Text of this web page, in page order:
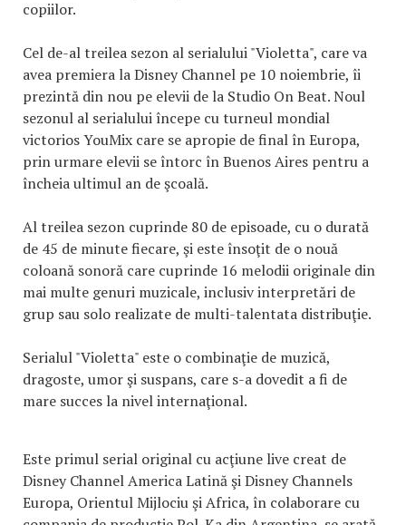
copiilor.
Cel de-al treilea sezon al serialului "Violetta", care va
avea premiera la Disney Channel pe 10 noiembrie, îi
prezintă din nou pe elevii de la Studio On Beat. Noul
sezonul al serialului începe cu turneul mondial
victorios YouMix care se apropie de final în Europa,
prin urmare elevii se întorc în Buenos Aires pentru a
încheia ultimul an de şcoală.
Al treilea sezon cuprinde 80 de episoade, cu o durată
de 45 de minute fiecare, şi este însoţit de o nouă
coloană sonoră care cuprinde 16 melodii originale din
mai multe genuri muzicale, inclusiv interpretări de
grup sau solo realizate de multi-talentata distribuţie.
Serialul "Violetta" este o combinaţie de muzică,
dragoste, umor şi suspans, care s-a dovedit a fi de
mare succes la nivel internaţional.
Este primul serial original cu acţiune live creat de
Disney Channel America Latină şi Disney Channels
Europa, Orientul Mijlociu şi Africa, în colaborare cu